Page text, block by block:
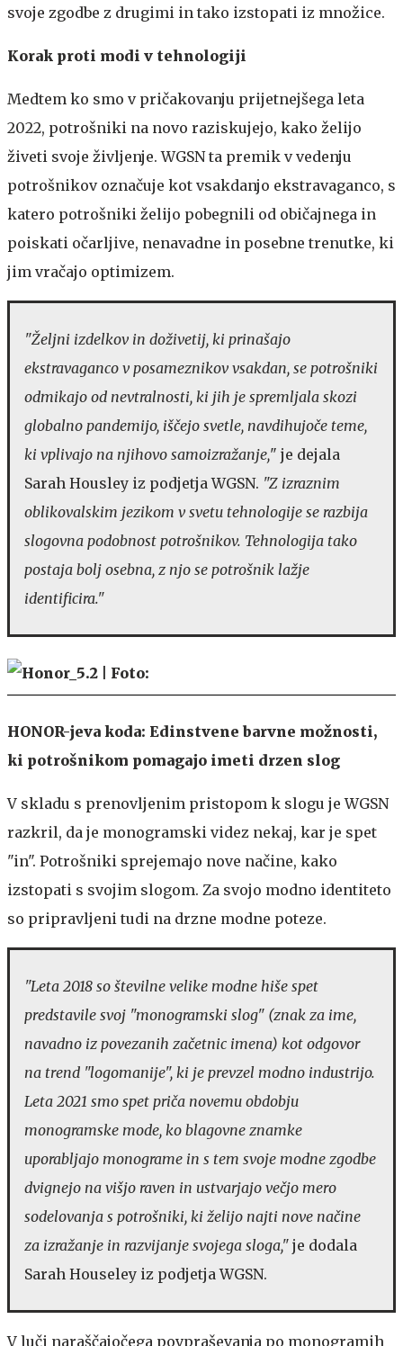
svoje zgodbe z drugimi in tako izstopati iz množice.
Korak proti modi v tehnologiji
Medtem ko smo v pričakovanju prijetnejšega leta
2022, potrošniki na novo raziskujejo, kako želijo
živeti svoje življenje. WGSN ta premik v vedenju
potrošnikov označuje kot vsakdanjo ekstravaganco, s
katero potrošniki želijo pobegnili od običajnega in
poiskati očarljive, nenavadne in posebne trenutke, ki
jim vračajo optimizem.
"Željni izdelkov in doživetij, ki prinašajo
ekstravaganco v posameznikov vsakdan, se potrošniki
odmikajo od nevtralnosti, ki jih je spremljala skozi
globalno pandemijo, iščejo svetle, navdihujoče teme,
ki vplivajo na njihovo samoizražanje," je dejala
Sarah Housley iz podjetja WGSN. "Z izraznim
oblikovalskim jezikom v svetu tehnologije se razbija
slogovna podobnost potrošnikov. Tehnologija tako
postaja bolj osebna, z njo se potrošnik lažje
identificira."
HONOR-jeva koda: Edinstvene barvne možnosti,
ki potrošnikom pomagajo imeti drzen slog
V skladu s prenovljenim pristopom k slogu je WGSN
razkril, da je monogramski videz nekaj, kar je spet
"in". Potrošniki sprejemajo nove načine, kako
izstopati s svojim slogom. Za svojo modno identiteto
so pripravljeni tudi na drzne modne poteze.
"Leta 2018 so številne velike modne hiše spet
predstavile svoj "monogramski slog" (znak za ime,
navadno iz povezanih začetnic imena) kot odgovor
na trend "logomanije", ki je prevzel modno industrijo.
Leta 2021 smo spet priča novemu obdobju
monogramske mode, ko blagovne znamke
uporabljajo monograme in s tem svoje modne zgodbe
dvignejo na višjo raven in ustvarjajo večjo mero
sodelovanja s potrošniki, ki želijo najti nove načine
za izražanje in razvijanje svojega sloga," je dodala
Sarah Houseley iz podjetja WGSN.
V luči naraščajočega povpraševanja po monogramih